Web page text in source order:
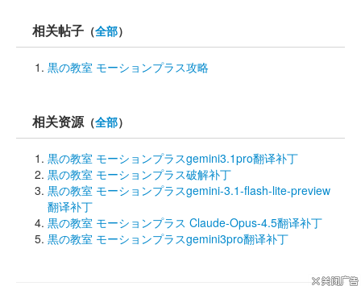
相关帖子 （全部）
黒の教室 モーションプラス攻略
相关资源（全部）
黒の教室 モーションプラスgemini3.1pro翻译补丁
黒の教室 モーションプラス破解补丁
黒の教室 モーションプラスgemini-3.1-flash-lite-preview
翻译补丁
黒の教室 モーションプラス Claude-Opus-4.5翻译补丁
黒の教室 モーションプラスgemini3pro翻译补丁